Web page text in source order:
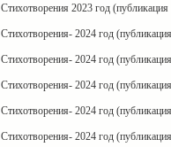
Стихотворения 2023 год
Стихотворения- 2024 год
Стихотворения- 2024 год
Стихотворения- 2024 год
Стихотворения- 2024 год
Стихотворения- 2024 год